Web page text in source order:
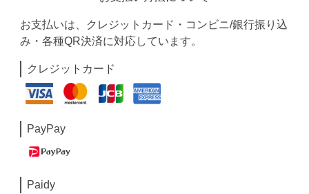
お支払いは、クレジットカード・コンビニ/銀行振り込
み・各種QR決済に対応しています。
クレジットカード
PayPay
Paidy